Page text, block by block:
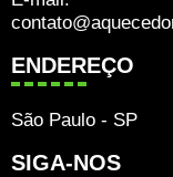
ENDEREÇO
São Paulo - SP
SIGA-NOS